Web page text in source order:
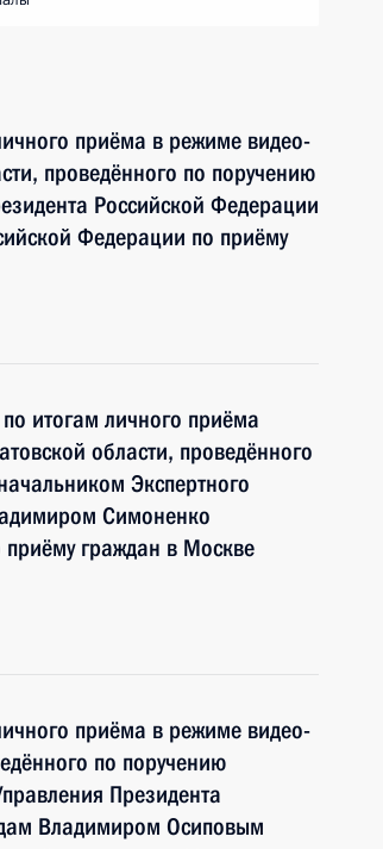
приёма в режиме видео-
проведённого по поручению
Российской Федерации
Федерации по приёму
итогам личного приёма
области, проведённого
Экспертного
Симоненко
граждан в Москве
приёма в режиме видео-
по поручению
Президента
Владимиром Осиповым